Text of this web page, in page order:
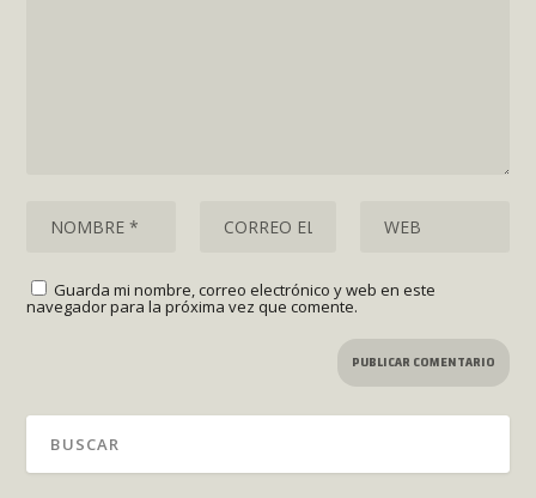
Guarda mi nombre, correo electrónico y web en este
navegador para la próxima vez que comente.